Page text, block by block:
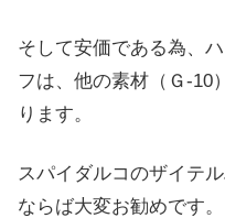
そして安価である為、
フは、他の素材（Ｇ-10
ります。
スパイダルコのザイテ
ならば大変お勧めです。